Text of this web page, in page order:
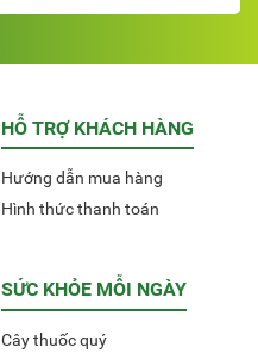
HỖ TRỢ KHÁCH HÀNG
Hướng dẫn mua hàng
Hình thức thanh toán
SỨC KHỎE MỖI NGÀY
Cây thuốc quý